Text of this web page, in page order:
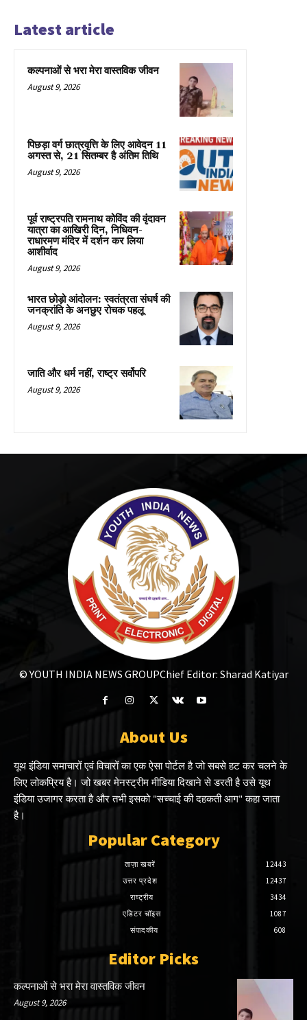
Latest article
कल्पनाओं से भरा मेरा वास्तविक जीवन
August 9, 2026
पिछड़ा वर्ग छात्रवृत्ति के लिए आवेदन 11
अगस्त से, 21 सितम्बर है अंतिम तिथि
August 9, 2026
पूर्व राष्ट्रपति रामनाथ कोविंद की वृंदावन
यात्रा का आखिरी दिन, निधिवन-
राधारमण मंदिर में दर्शन कर लिया
आशीर्वाद
August 9, 2026
भारत छोड़ो आंदोलन: स्वतंत्रता संघर्ष की
जनक्रांति के अनछुए रोचक पहलू
August 9, 2026
जाति और धर्म नहीं, राष्ट्र सर्वोपरि
August 9, 2026
© YOUTH INDIA NEWS GROUPChief Editor: Sharad Katiyar
About Us
यूथ इंडिया समाचारों एवं विचारों का एक ऐसा पोर्टल है जो सबसे हट कर चलने के
लिए लोकप्रिय है। जो खबर मेनस्ट्रीम मीडिया दिखाने से डरती है उसे यूथ
इंडिया उजागर करता है और तभी इसको "सच्चाई की दहकती आग" कहा जाता
है।
Popular Category
ताज़ा खबरें
12443
उत्तर प्रदेश
12437
राष्ट्रीय
3434
एडिटर चॉइस
1087
संपादकीय
608
Editor Picks
कल्पनाओं से भरा मेरा वास्तविक जीवन
August 9, 2026